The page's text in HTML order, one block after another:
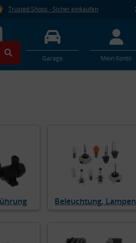
Trusted Shops - Sicher einkaufen
Garage Mein Konto
Beleuchtung, Lampen